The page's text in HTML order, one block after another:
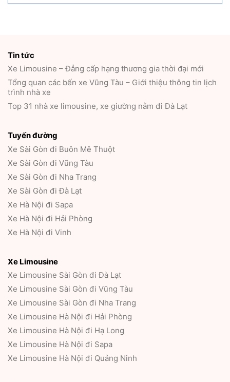
Tin tức
Xe Limousine – Đẳng cấp hạng thương gia thời đại mới
Tổng quan các bến xe Vũng Tàu – Giới thiệu thông tin lịch
trình nhà xe
Top 31 nhà xe limousine, xe giường nằm đi Đà Lạt
Tuyến đường
Xe Sài Gòn đi Buôn Mê Thuột
Xe Sài Gòn đi Vũng Tàu
Xe Sài Gòn đi Nha Trang
Xe Sài Gòn đi Đà Lạt
Xe Hà Nội đi Sapa
Xe Hà Nội đi Hải Phòng
Xe Hà Nội đi Vinh
Xe Limousine
Xe Limousine Sài Gòn đi Đà Lạt
Xe Limousine Sài Gòn đi Vũng Tàu
Xe Limousine Sài Gòn đi Nha Trang
Xe Limousine Hà Nội đi Hải Phòng
Xe Limousine Hà Nội đi Hạ Long
Xe Limousine Hà Nội đi Sapa
Xe Limousine Hà Nội đi Quảng Ninh